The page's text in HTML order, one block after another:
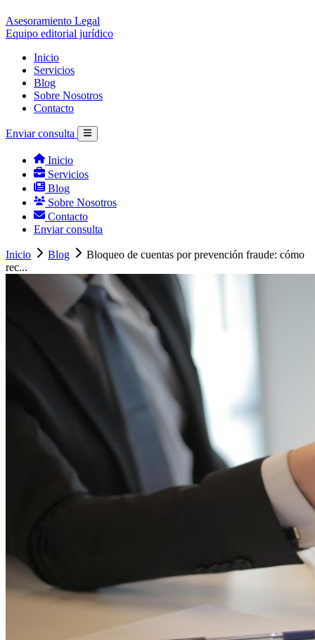
Asesoramiento Legal
Equipo editorial jurídico
Inicio
Servicios
Blog
Sobre Nosotros
Contacto
Enviar consulta
Inicio
Servicios
Blog
Sobre Nosotros
Contacto
Enviar consulta
Inicio Blog
Bloqueo de cuentas por prevención fraude: cómo
rec...